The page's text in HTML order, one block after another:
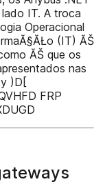
IT. A troca
Operacional
(IT) ĂŠ
ĂŠ que os
nas
)D[
FRP